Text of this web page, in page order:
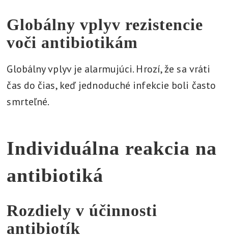
Globálny vplyv rezistencie
voči antibiotikám
Globálny vplyv je alarmujúci. Hrozí, že sa vráti
čas do čias, keď jednoduché infekcie boli často
smrteľné.
Individuálna reakcia na
antibiotiká
Rozdiely v účinnosti
antibiotík